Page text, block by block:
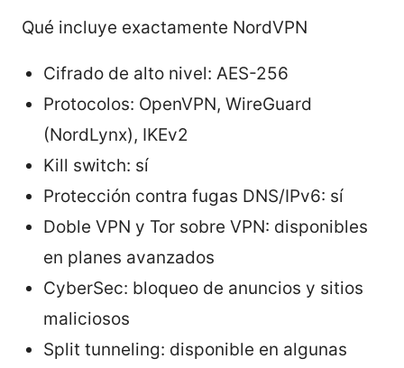
Qué incluye exactamente NordVPN
Cifrado de alto nivel: AES-256
Protocolos: OpenVPN, WireGuard
(NordLynx), IKEv2
Kill switch: sí
Protección contra fugas DNS/IPv6: sí
Doble VPN y Tor sobre VPN: disponibles
en planes avanzados
CyberSec: bloqueo de anuncios y sitios
maliciosos
Split tunneling: disponible en algunas